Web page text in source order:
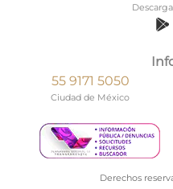
55 9171 5050
Ciudad de México
Derechos